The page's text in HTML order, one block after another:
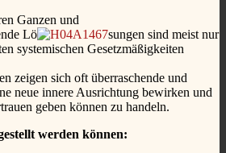
Ganzen und
Lö
sungen sind meist nur
systemischen Gesetzmäßigkeiten
zeigen sich oft überraschende und
neue innere Ausrichtung bewirken und
geben können zu handeln.
werden können: